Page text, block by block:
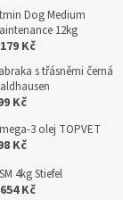
Dog Medium
12kg
Kč
s třásněmi černá
Kč
3 olej TOPVET
Kč
4kg Stiefel
Kč